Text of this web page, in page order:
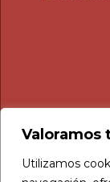
Valoramos
Utilizamos